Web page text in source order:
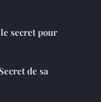
secret pour
de sa